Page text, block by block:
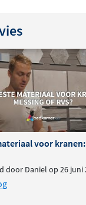
aan
een strak,
voor kranen:
door Daniel op 26 juni